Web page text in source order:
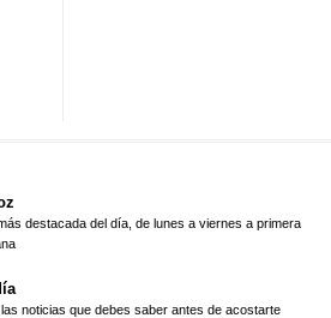
destacada del día, de lunes a viernes a primera
noticias que debes saber antes de acostarte